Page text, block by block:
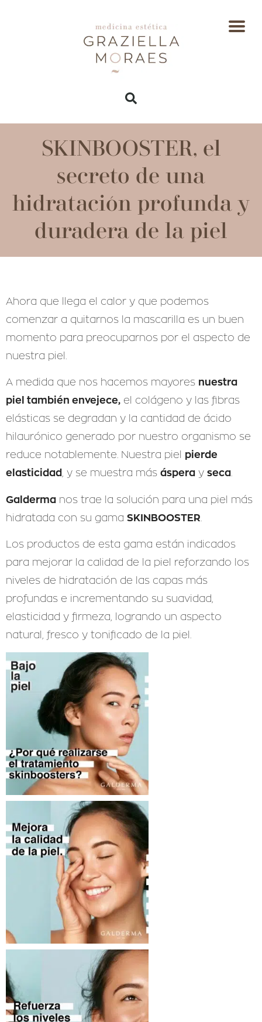
SKINBOOSTER, el
secreto de una
hidratación profunda y
duradera de la piel
Ahora que llega el calor y que podemos
comenzar a quitarnos la mascarilla es un buen
momento para preocuparnos por el aspecto de
nuestra piel.
A medida que nos hacemos mayores nuestra
piel también envejece, el colágeno y las fibras
elásticas se degradan y la cantidad de ácido
hilaurónico generado por nuestro organismo se
reduce notablemente. Nuestra piel pierde
elasticidad
, y se muestra más áspera y seca
Galderma nos trae la solución para una piel más
hidratada con su gama SKINBOOSTER
Los productos de esta gama están indicados
para mejorar la calidad de la piel reforzando los
niveles de hidratación de las capas más
profundas e incrementando su suavidad,
elasticidad y firmeza, logrando un aspecto
natural, fresco y tonificado de la piel.